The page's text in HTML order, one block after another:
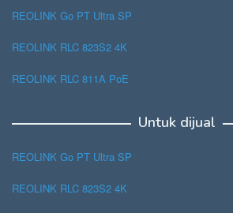
REOLINK Go PT Ultra SP
REOLINK RLC 823S2 4K
REOLINK RLC 811A PoE
Untuk dijual
REOLINK Go PT Ultra SP
REOLINK RLC 823S2 4K